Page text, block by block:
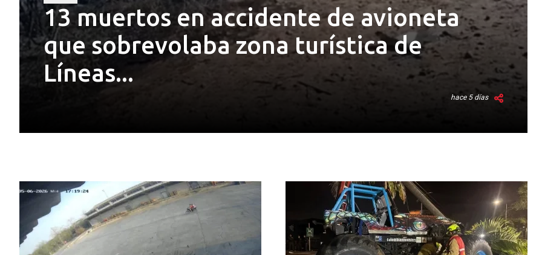
13 muertos en accidente de avioneta
que sobrevolaba zona turística de
Líneas...
hace 5 días